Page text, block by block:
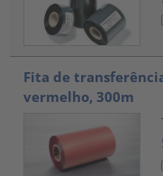
Fita de
vermelho, 300m